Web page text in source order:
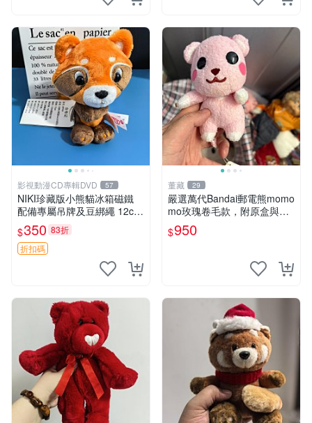
影視動漫CD專輯DVD 57
NIKI珍藏版小熊貓冰箱磁鐵
配備專屬吊牌及豆綁繩 12cm
廢品嚴選 好評推薦 小熊貓冰
箱貼 磁鐵掛件 冰箱飾品
$350 83折
折扣碼
董藏 29
嚴選萬代Bandai郵電熊momo
mo玫瑰卷毛款，附原盒與吊
牌，粉嫩可愛入手即柔軟～
玫瑰卷毛 郵電熊 正品
$950